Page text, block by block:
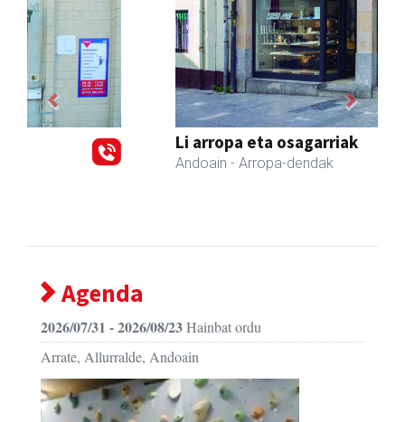
Li arropa eta osagarriak
- Arropa-dendak
Previous Next
Agenda
2026/07/31 - 2026/08/23Hainbat ordu
Arrate, Allurralde, Andoain